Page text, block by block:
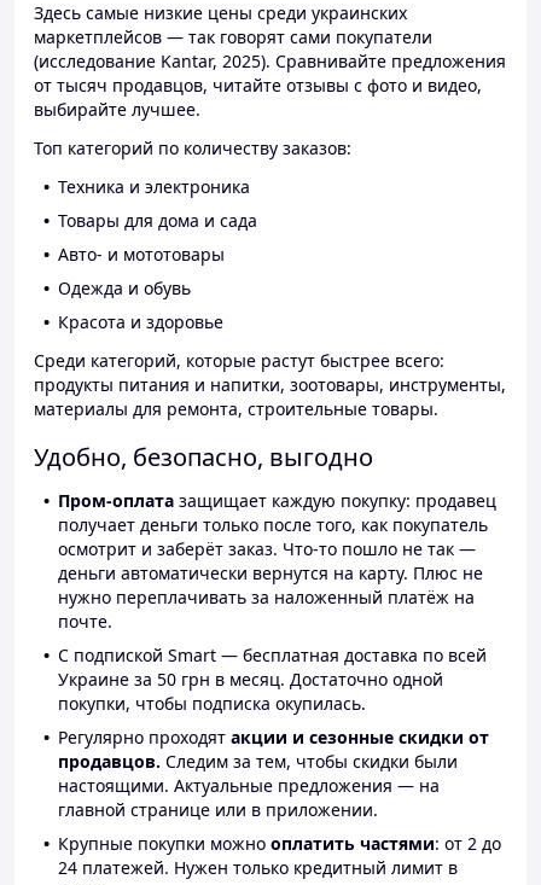
Здесь самые низкие цены среди украинских
маркетплейсов — так говорят сами покупатели
(исследование Kantar, 2025). Сравнивайте предложения
от тысяч продавцов, читайте отзывы с фото и видео,
выбирайте лучшее.
Топ категорий по количеству заказов:
Техника и электроника
Товары для дома и сада
Авто- и мототовары
Одежда и обувь
Красота и здоровье
Среди категорий, которые растут быстрее всего:
продукты питания и напитки, зоотовары, инструменты,
материалы для ремонта, строительные товары.
Удобно, безопасно, выгодно
Пром-оплата защищает каждую покупку: продавец
получает деньги только после того, как покупатель
осмотрит и заберёт заказ. Что-то пошло не так —
деньги автоматически вернутся на карту. Плюс не
нужно переплачивать за наложенный платёж на
почте.
С подпиской Smart — бесплатная доставка по всей
Украине за 50 грн в месяц. Достаточно одной
покупки, чтобы подписка окупилась.
Регулярно проходят акции и сезонные скидки от
продавцов. Следим за тем, чтобы скидки были
настоящими. Актуальные предложения — на
главной странице или в приложении.
Крупные покупки можно оплатить частями: от 2 до
24 платежей. Нужен только кредитный лимит в